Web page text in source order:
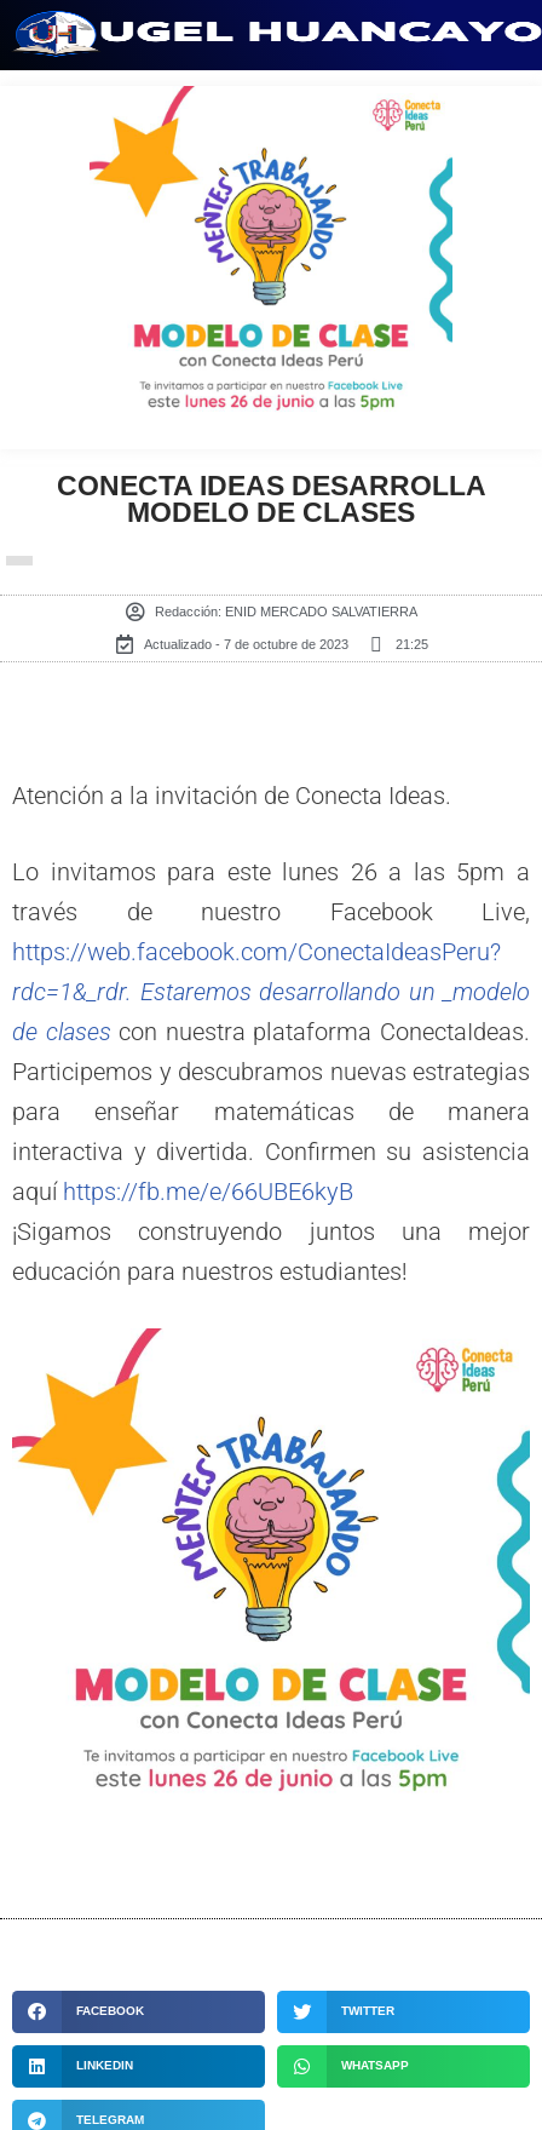
CONECTA IDEAS DESARROLLA
MODELO DE CLASES
Redacción: ENID MERCADO SALVATIERRA
Actualizado - 7 de octubre de 2023 21:25
Atención a la invitación de Conecta Ideas.
Lo invitamos para este lunes 26 a las 5pm a
través de nuestro Facebook Live,
https://web.facebook.com/ConectaIdeasPeru?
rdc=1&_rdr. Estaremos desarrollando un _modelo
de clases con nuestra plataforma ConectaIdeas.
Participemos y descubramos nuevas estrategias
para enseñar matemáticas de manera
interactiva y divertida. Confirmen su asistencia
aquí https://fb.me/e/66UBE6kyB
¡Sigamos construyendo juntos una mejor
educación para nuestros estudiantes!
FACEBOOK TWITTER
LINKEDIN WHATSAPP
TELEGRAM